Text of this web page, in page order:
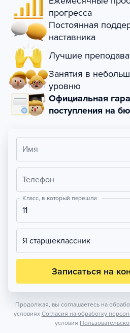
прогресса
Постоянная
наставника
Лучшие
Занятия в
уровню
Официальная
поступления на
Имя
Телефон
Класс, в который перешли
11
Я старшеклассник
Записаться на
Продолжая, вы соглашаетесь на
условиях Согласия на обработку
условия